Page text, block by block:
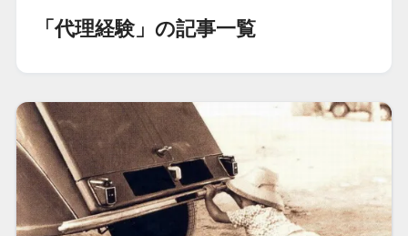
「代理経験」の記事一覧